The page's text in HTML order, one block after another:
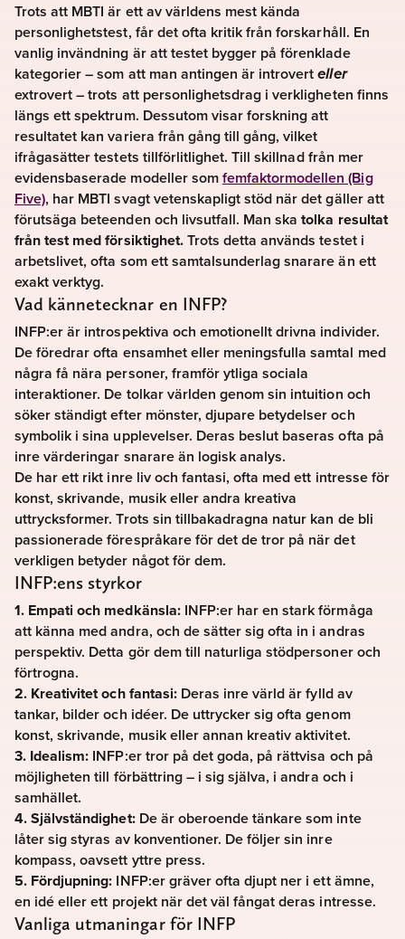
Trots att MBTI är ett av världens mest kända
personlighetstest, får det ofta kritik från forskarhåll. En
vanlig invändning är att testet bygger på förenklade
kategorier – som att man antingen är introverteller
extrovert – trots att personlighetsdrag i verkligheten finns
längs ett spektrum. Dessutom visar forskning att
resultatet kan variera från gång till gång, vilket
ifrågasätter testets tillförlitlighet. Till skillnad från mer
evidensbaserade modeller somfemfaktormodellen (Big
Five), har MBTI svagt vetenskapligt stöd när det gäller att
förutsäga beteenden och livsutfall. Man skatolka resultat
från test med försiktighet.Trots detta används testet i
arbetslivet, ofta som ett samtalsunderlag snarare än ett
exakt verktyg.
Vad kännetecknar en INFP?
INFP:er är introspektiva och emotionellt drivna individer.
De föredrar ofta ensamhet eller meningsfulla samtal med
några få nära personer, framför ytliga sociala
interaktioner. De tolkar världen genom sin intuition och
söker ständigt efter mönster, djupare betydelser och
symbolik i sina upplevelser. Deras beslut baseras ofta på
inre värderingar snarare än logisk analys.
De har ett rikt inre liv och fantasi, ofta med ett intresse för
konst, skrivande, musik eller andra kreativa
uttrycksformer. Trots sin tillbakadragna natur kan de bli
passionerade förespråkare för det de tror på när det
verkligen betyder något för dem.
INFP:ens styrkor
1. Empati och medkänsla:INFP:er har en stark förmåga
att känna med andra, och de sätter sig ofta in i andras
perspektiv. Detta gör dem till naturliga stödpersoner och
förtrogna.
2. Kreativitet och fantasi:Deras inre värld är fylld av
tankar, bilder och idéer. De uttrycker sig ofta genom
konst, skrivande, musik eller annan kreativ aktivitet.
3. Idealism: INFP:er tror på det goda, på rättvisa och på
möjligheten till förbättring – i sig själva, i andra och i
samhället.
4. Självständighet:De är oberoende tänkare som inte
låter sig styras av konventioner. De följer sin inre
kompass, oavsett yttre press.
5. Fördjupning: INFP:er gräver ofta djupt ner i ett ämne,
en idé eller ett projekt när det väl fångat deras intresse.
Vanliga utmaningar för INFP